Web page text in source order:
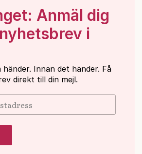
Anmäl dig
i
händer. Innan det händer. Få
direkt till din mejl.